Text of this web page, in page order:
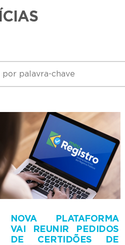
NOVA PLATAFORMA
VAI REUNIR PEDIDOS
DE CERTIDÕES DE